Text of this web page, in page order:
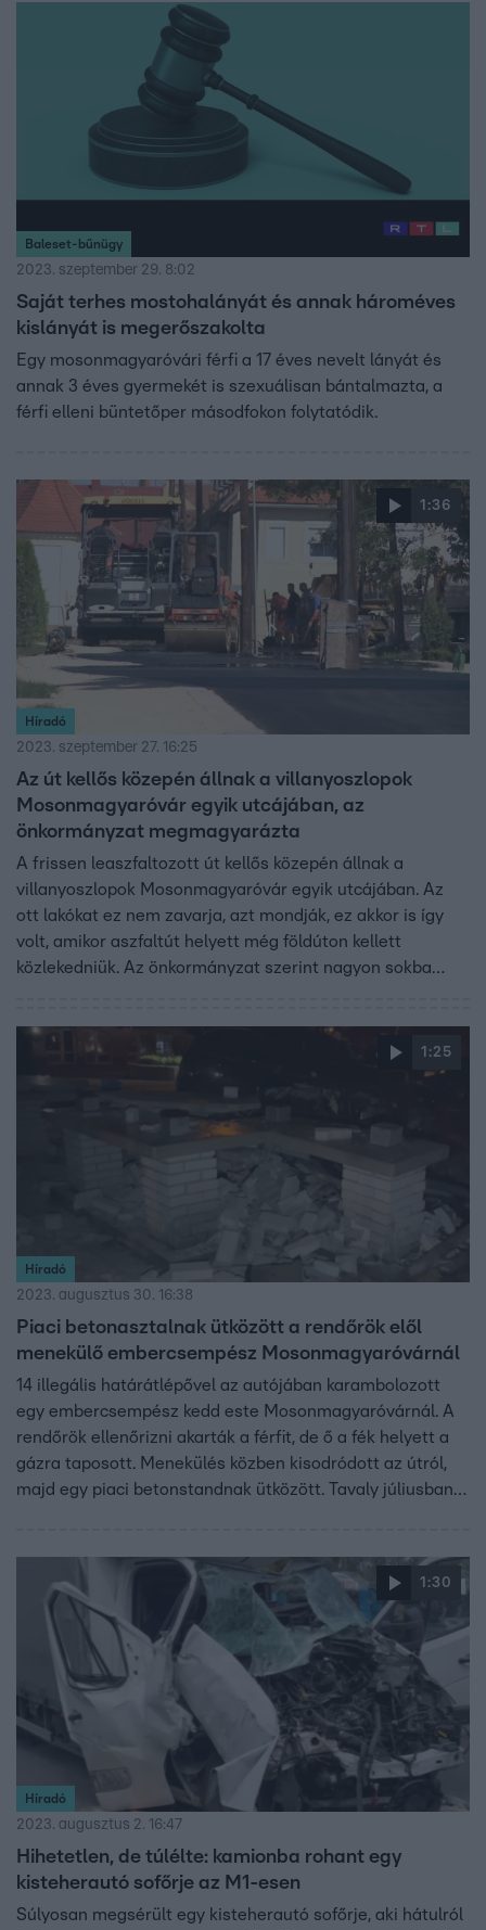
Baleset-bűnügy
2023. szeptember 29. 8:02
Saját terhes mostohalányát és annak hároméves
kislányát is megerőszakolta
Egy mosonmagyaróvári férfi a 17 éves nevelt lányát és
annak 3 éves gyermekét is szexuálisan bántalmazta, a
férfi elleni büntetőper másodfokon folytatódik.
1:36
Híradó
2023. szeptember 27. 16:25
Az út kellős közepén állnak a villanyoszlopok
Mosonmagyaróvár egyik utcájában, az
önkormányzat megmagyarázta
A frissen leaszfaltozott út kellős közepén állnak a
villanyoszlopok Mosonmagyaróvár egyik utcájában. Az
ott lakókat ez nem zavarja, azt mondják, ez akkor is így
volt, amikor aszfaltút helyett még földúton kellett
közlekedniük. Az önkormányzat szerint nagyon sokba
1:25
Híradó
2023. augusztus 30. 16:38
Piaci betonasztalnak ütközött a rendőrök elől
menekülő embercsempész Mosonmagyaróvárnál
14 illegális határátlépővel az autójában karambolozott
egy embercsempész kedd este Mosonmagyaróvárnál. A
rendőrök ellenőrizni akarták a férfit, de ő a fék helyett a
gázra taposott. Menekülés közben kisodródott az útról,
majd egy piaci betonstandnak ütközött. Tavaly júliusban
1:30
Híradó
2023. augusztus 2. 16:47
Hihetetlen, de túlélte: kamionba rohant egy
kisteherautó sofőrje az M1-esen
Súlyosan megsérült egy kisteherautó sofőrje, aki hátulról